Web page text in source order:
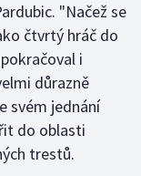
"Načež se
čtvrtý hráč do
i
důrazně
svém jednání
do oblasti
trestů.